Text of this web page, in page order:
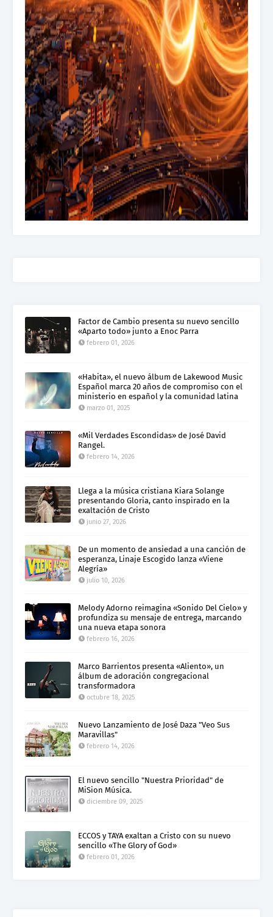
Factor de Cambio presenta su nuevo sencillo
«Aparto todo» junto a Enoc Parra
febrero 01, 2026
«Habita», el nuevo álbum de Lakewood Music
Español marca 20 años de compromiso con el
ministerio en español y la comunidad latina
marzo 01, 2025
«Mil Verdades Escondidas» de José David
Rangel.
febrero 14, 2026
Llega a la música cristiana Kiara Solange
presentando Gloria, canto inspirado en la
exaltación de Cristo
junio 27, 2026
De un momento de ansiedad a una canción de
esperanza, Linaje Escogido lanza «Viene
Alegría»
julio 10, 2026
Melody Adorno reimagina «Sonido Del Cielo» y
profundiza su mensaje de entrega, marcando
una nueva etapa sonora
febrero 16, 2026
Marco Barrientos presenta «Aliento», un
álbum de adoración congregacional
transformadora
octubre 18, 2025
Nuevo Lanzamiento de José Daza "Veo Sus
Maravillas"
febrero 14, 2026
El nuevo sencillo "Nuestra Prioridad" de
MiSion Música.
diciembre 09, 2025
ECCOS y TAYA exaltan a Cristo con su nuevo
sencillo «The Glory of God»
febrero 01, 2026